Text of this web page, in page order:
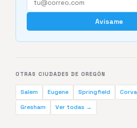
Avísame
OTRAS CIUDADES DE OREGÓN
Salem Eugene Springfield
Gresham
Ver todas →